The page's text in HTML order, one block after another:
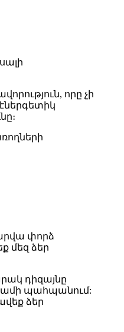
որը չի
փորձ
մեզ ձեր
դիզայնը
համի պահպանում:
ձեր